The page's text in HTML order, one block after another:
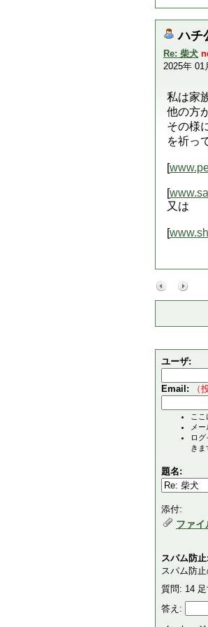
ハチ
Re: 柴犬
2025年 01
私は家
他の方
その様
を祈っ
[
[
又は
[
ユーザ:
Email: （
こ
メ
ロ
きま
題名:
添付:
ファイ
スパム防止:
スパム防
質問: 14 足
答え: